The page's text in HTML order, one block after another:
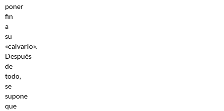
poner
fin
a
su
«calvario».
Después
de
todo,
se
supone
que